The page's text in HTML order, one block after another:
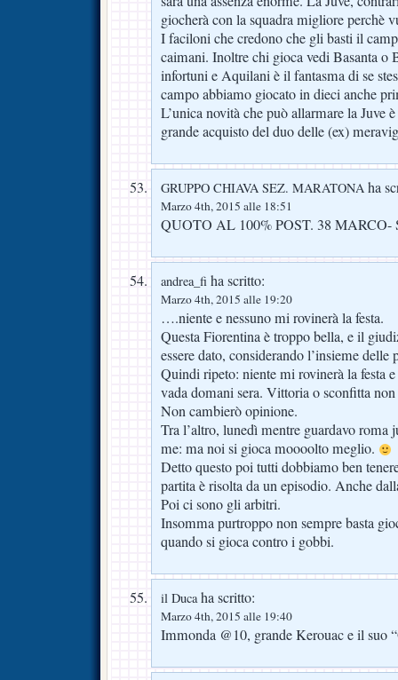
giocherà con la squadra migliore perchè
I faciloni che credono che gli basti il
caimani. Inoltre chi gioca vedi Basanta o
infortuni e Aquilani è il fantasma di se
campo abbiamo giocato in dieci anche
L’unica novità che può allarmare la Juve
grande acquisto del duo delle (ex)
GRUPPO CHIAVA SEZ. MARATONA ha
Marzo 4th, 2015 alle 18:51
QUOTO AL 100% POST. 38 MARCO-
andrea_fi ha scritto:
Marzo 4th, 2015 alle 19:20
….niente e nessuno mi rovinerà la festa.
Questa Fiorentina è troppo bella, e il
essere dato, considerando l’insieme delle
Quindi ripeto: niente mi rovinerà la festa
vada domani sera. Vittoria o sconfitta
Non cambierò opinione.
Tra l’altro, lunedì mentre guardavo roma
me: ma noi si gioca moooolto meglio.
Detto questo poi tutti dobbiamo ben
partita è risolta da un episodio. Anche
Poi ci sono gli arbitri.
Insomma purtroppo non sempre basta
quando si gioca contro i gobbi.
il Ducaha scritto:
Marzo 4th, 2015 alle 19:40
Immonda @10, grande Kerouac e il suo